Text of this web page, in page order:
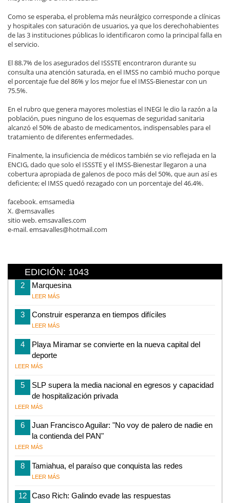
Como se esperaba, el problema más neurálgico corresponde a clínicas
y hospitales con saturación de usuarios, ya que los derechohabientes
de las 3 instituciones públicas lo identificaron como la principal falla en
el servicio.
El 88.7% de los asegurados del ISSSTE encontraron durante su
consulta una atención saturada, en el IMSS no cambió mucho porque
el porcentaje fue del 86% y los mejor fue el IMSS-Bienestar con un
75.5%.
En el rubro que genera mayores molestias el INEGI le dio la razón a la
población, pues ninguno de los esquemas de seguridad sanitaria
alcanzó el 50% de abasto de medicamentos, indispensables para el
tratamiento de diferentes enfermedades.
Finalmente, la insuficiencia de médicos también se vio reflejada en la
ENCIG, dado que solo el ISSSTE y el IMSS-Bienestar llegaron a una
cobertura apropiada de galenos de poco más del 50%, que aun así es
deficiente; el IMSS quedó rezagado con un porcentaje del 46.4%.
facebook. emsamedia
X. @emsavalles
sitio web. emsavalles.com
e-mail. emsavalles@hotmail.com
EDICIÓN: 1043
2 Marquesina
LEER MÁS
3 Construir esperanza en tiempos difíciles
LEER MÁS
4
Playa Miramar se convierte en la nueva capital del
deporte
LEER MÁS
5
SLP supera la media nacional en egresos y capacidad
de hospitalización privada
LEER MÁS
6
Juan Francisco Aguilar: "No voy de palero de nadie en
la contienda del PAN"
LEER MÁS
8 Tamiahua, el paraíso que conquista las redes
LEER MÁS
12 Caso Rich: Galindo evade las respuestas